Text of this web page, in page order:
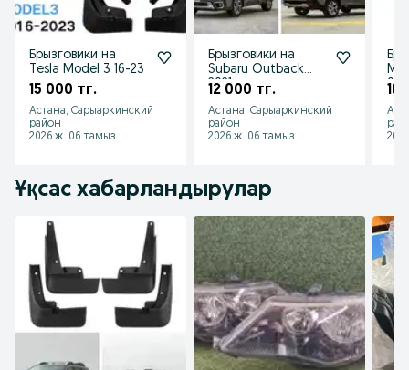
Брызговики на
Tesla Model 3 16-23
15 000 тг.
Астана, Сарыаркинский
район
2026 ж. 06 тамыз
Брызговики на
Subaru Outback
2021
12 000 тг.
Астана, Сарыаркинский
район
2026 ж. 06 тамыз
04-
10
Ұқсас хабарландырулар